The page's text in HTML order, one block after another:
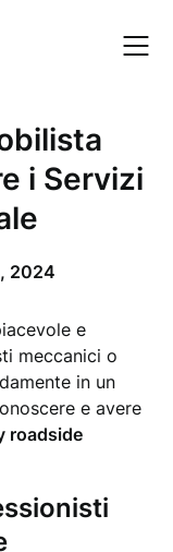
i Servizi
2024
e
meccanici o
in un
e avere
roadside